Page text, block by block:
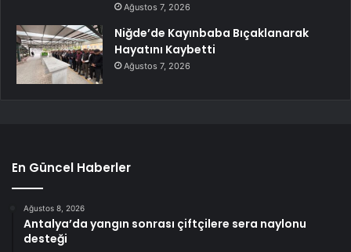
Ağustos 7, 2026
Niğde’de Kayınbaba Bıçaklanarak
Hayatını Kaybetti
Ağustos 7, 2026
En Güncel Haberler
Ağustos 8, 2026
Antalya’da yangın sonrası çiftçilere sera naylonu
desteği